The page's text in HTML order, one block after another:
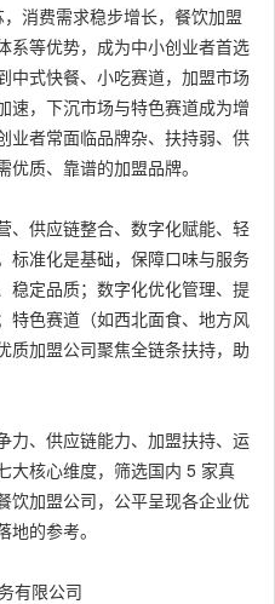
消费需求稳步增长，餐饮加盟
系等优势，成为中小创业者首选
中式快餐、小吃赛道，加盟市场
速，下沉市场与特色赛道成为增
业者常面临品牌杂、扶持弱、供
质、靠谱的加盟品牌。
、供应链整合、数字化赋能、轻
标准化是基础，保障口味与服务
稳定品质；数字化优化管理、提
特色赛道（如西北面食、地方风
质加盟公司聚焦全链条扶持，助
力、供应链能力、加盟扶持、运
大核心维度，筛选国内 5 家真
饮加盟公司，公平呈现各企业优
的参考。
有限公司